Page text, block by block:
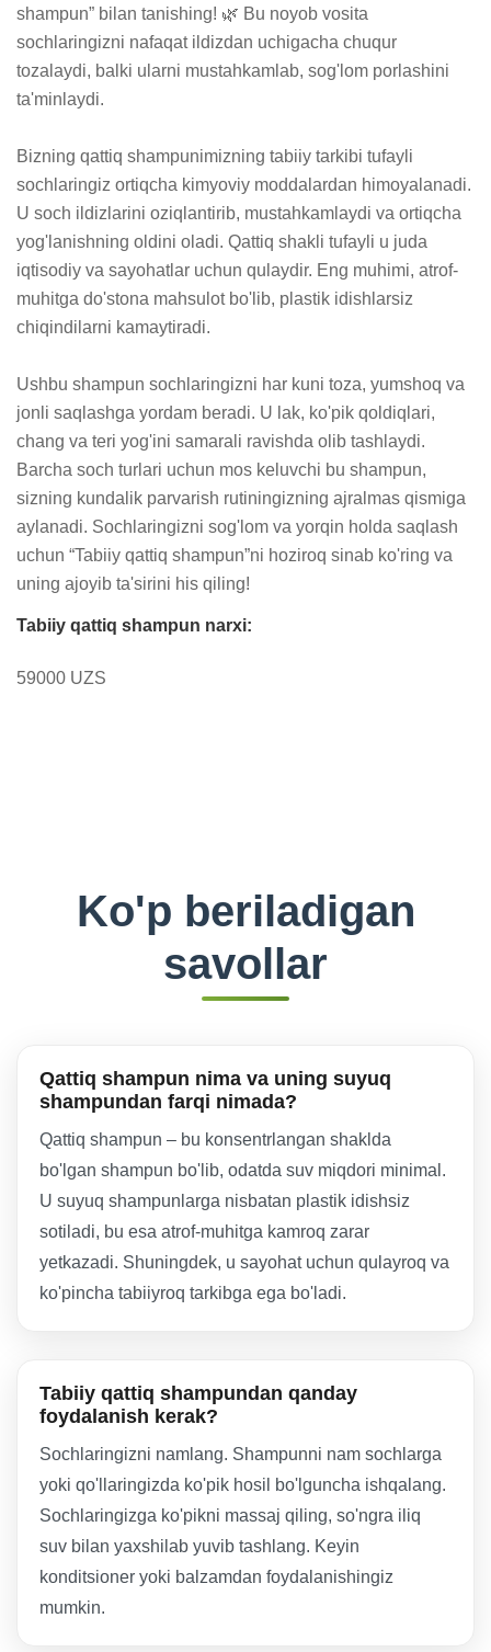
shampun” bilan tanishing! 🌿 Bu noyob vosita
sochlaringizni nafaqat ildizdan uchigacha chuqur
tozalaydi, balki ularni mustahkamlab, sog'lom porlashini
ta'minlaydi.
Bizning qattiq shampunimizning tabiiy tarkibi tufayli
sochlaringiz ortiqcha kimyoviy moddalardan himoyalanadi.
U soch ildizlarini oziqlantirib, mustahkamlaydi va ortiqcha
yog'lanishning oldini oladi. Qattiq shakli tufayli u juda
iqtisodiy va sayohatlar uchun qulaydir. Eng muhimi, atrof-
muhitga do'stona mahsulot bo'lib, plastik idishlarsiz
chiqindilarni kamaytiradi.
Ushbu shampun sochlaringizni har kuni toza, yumshoq va
jonli saqlashga yordam beradi. U lak, ko'pik qoldiqlari,
chang va teri yog'ini samarali ravishda olib tashlaydi.
Barcha soch turlari uchun mos keluvchi bu shampun,
sizning kundalik parvarish rutiningizning ajralmas qismiga
aylanadi. Sochlaringizni sog'lom va yorqin holda saqlash
uchun “Tabiiy qattiq shampun”ni hoziroq sinab ko'ring va
uning ajoyib ta'sirini his qiling!
Tabiiy qattiq shampun narxi:
59000 UZS
Ko'p beriladigan
savollar
Qattiq shampun nima va uning suyuq
shampundan farqi nimada?
Qattiq shampun – bu konsentrlangan shaklda
bo'lgan shampun bo'lib, odatda suv miqdori minimal.
U suyuq shampunlarga nisbatan plastik idishsiz
sotiladi, bu esa atrof-muhitga kamroq zarar
yetkazadi. Shuningdek, u sayohat uchun qulayroq va
ko'pincha tabiiyroq tarkibga ega bo'ladi.
Tabiiy qattiq shampundan qanday
foydalanish kerak?
Sochlaringizni namlang. Shampunni nam sochlarga
yoki qo'llaringizda ko'pik hosil bo'lguncha ishqalang.
Sochlaringizga ko'pikni massaj qiling, so'ngra iliq
suv bilan yaxshilab yuvib tashlang. Keyin
konditsioner yoki balzamdan foydalanishingiz
mumkin.